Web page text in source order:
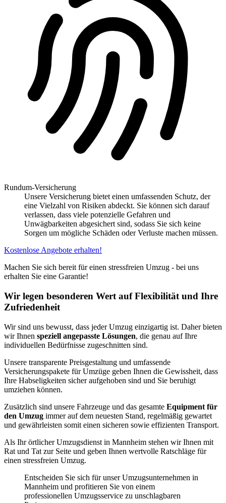
Rundum-Versicherung
Unsere Versicherung bietet einen umfassenden Schutz, der
eine Vielzahl von Risiken abdeckt. Sie können sich darauf
verlassen, dass viele potenzielle Gefahren und
Unwägbarkeiten abgesichert sind, sodass Sie sich keine
Sorgen um mögliche Schäden oder Verluste machen müssen.
Kostenlose Angebote erhalten!
Machen Sie sich bereit für einen stressfreien Umzug - bei uns
erhalten Sie eine Garantie!
Wir legen besonderen Wert auf Flexibilität und Ihre
Zufriedenheit
Wir sind uns bewusst, dass jeder Umzug einzigartig ist. Daher bieten
wir Ihnen speziell angepasste Lösungen, die genau auf Ihre
individuellen Bedürfnisse zugeschnitten sind.
Unsere transparente Preisgestaltung und umfassende
Versicherungspakete für Umzüge geben Ihnen die Gewissheit, dass
Ihre Habseligkeiten sicher aufgehoben sind und Sie beruhigt
umziehen können.
Zusätzlich sind unsere Fahrzeuge und das gesamte Equipment für
den Umzug immer auf dem neuesten Stand, regelmäßig gewartet
und gewährleisten somit einen sicheren sowie effizienten Transport.
Als Ihr örtlicher Umzugsdienst in Mannheim stehen wir Ihnen mit
Rat und Tat zur Seite und geben Ihnen wertvolle Ratschläge für
einen stressfreien Umzug.
Entscheiden Sie sich für unser Umzugsunternehmen in
Mannheim und profitieren Sie von einem
professionellen Umzugsservice zu unschlagbaren